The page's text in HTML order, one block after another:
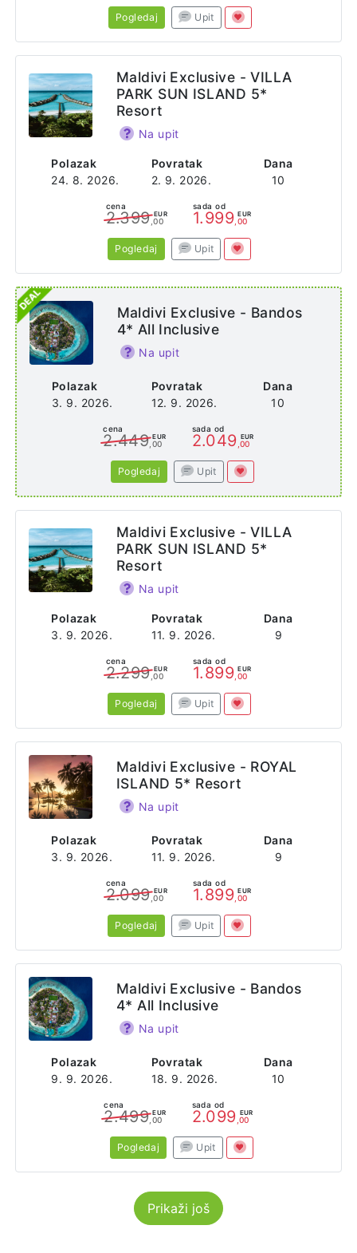
Pogledaj Upit
Polazak
24. 8. 2026.
Povratak
2. 9. 2026.
Dana
10
Maldivi Exclusive - VILLA
PARK SUN ISLAND 5*
Resort
Na upit
cena
2.399 EUR
,00
sada od
1.999 EUR
,00
Pogledaj Upit
Polazak
3. 9. 2026.
Povratak
12. 9. 2026.
Dana
10
Maldivi Exclusive - Bandos
4* All Inclusive
Na upit
cena
2.449 EUR
,00
sada od
2.049 EUR
,00
Pogledaj Upit
Polazak
3. 9. 2026.
Povratak
11. 9. 2026.
Dana
9
Maldivi Exclusive - VILLA
PARK SUN ISLAND 5*
Resort
Na upit
cena
2.299 EUR
,00
sada od
1.899 EUR
,00
Pogledaj Upit
Polazak
3. 9. 2026.
Povratak
11. 9. 2026.
Dana
9
Maldivi Exclusive - ROYAL
ISLAND 5* Resort
Na upit
cena
2.099 EUR
,00
sada od
1.899 EUR
,00
Pogledaj Upit
Polazak
9. 9. 2026.
Povratak
18. 9. 2026.
Dana
10
Maldivi Exclusive - Bandos
4* All Inclusive
Na upit
cena
2.499 EUR
,00
sada od
2.099 EUR
,00
Pogledaj Upit
Prikaži još